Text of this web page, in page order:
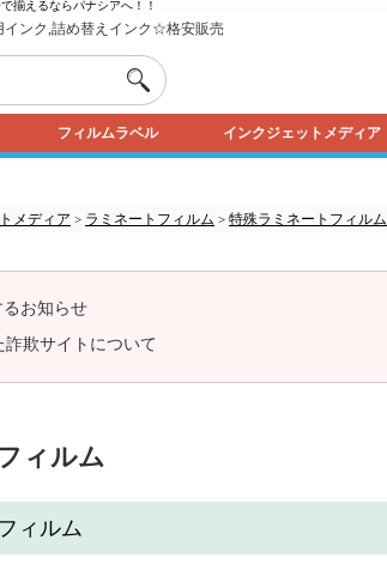
揃えるならパナシアへ！！
インク,詰め替えインク☆格安販売
フィルムラベル インクジェットメディア
メディア > ラミネートフィルム > 特殊ラミネートフィルム
お知らせ
欺サイトについて
ィルム